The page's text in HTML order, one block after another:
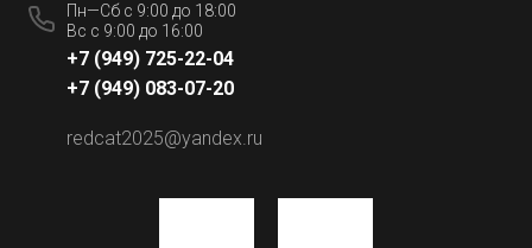
Пн—Сб с 9:00 до 18:00
Вс с 9:00 до 16:00
+7 (949) 725-22-04
+7 (949) 083-07-20
redcat2025@yandex.ru